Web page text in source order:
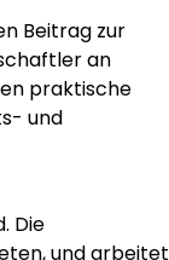
Beitrag zur
an
praktische
und
Die
und arbeitet